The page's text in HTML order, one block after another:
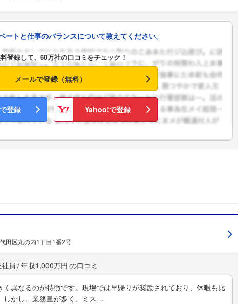
フォローしました
トと仕事のバランスについて教えてください。
登録して、60万社の口コミをチェック！
メールで登録（無料）
登録 Yahoo!で登録
田区丸の内1丁目1番2号
員 年収1,000万円
異なるのが特徴です。現場では早帰りが奨励されており、休暇も比
しかし、業務量が多く、ミス…